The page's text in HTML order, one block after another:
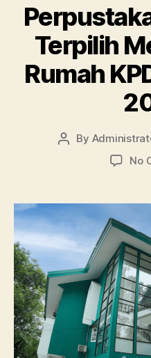
Terpilih
Rumah
Post
By
No